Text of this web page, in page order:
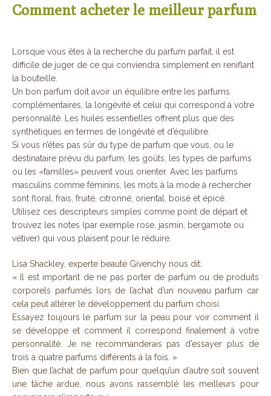
Comment acheter le meilleur parfum
Lorsque vous êtes à la recherche du parfum parfait, il est
difficile de juger de ce qui conviendra simplement en reniflant
la bouteille.
Un bon parfum doit avoir un équilibre entre les parfums
complémentaires, la longévité et celui qui correspond à votre
personnalité. Les huiles essentielles offrent plus que des
synthétiques en termes de longévité et d’équilibre.
Si vous n’êtes pas sûr du type de parfum que vous, ou le
destinataire prévu du parfum, les goûts, les types de parfums
ou les «familles» peuvent vous orienter. Avec les parfums
masculins comme féminins, les mots à la mode à rechercher
sont floral, frais, fruité, citronné, oriental, boisé et épicé.
Utilisez ces descripteurs simples comme point de départ et
trouvez les notes (par exemple rose, jasmin, bergamote ou
vétiver) qui vous plaisent pour le réduire.
Lisa Shackley, experte beauté Givenchy nous dit:
« Il est important de ne pas porter de parfum ou de produits
corporels parfumés lors de l’achat d’un nouveau parfum car
cela peut altérer le développement du parfum choisi.
Essayez toujours le parfum sur la peau pour voir comment il
se développe et comment il correspond finalement à votre
personnalité. Je ne recommanderais pas d’essayer plus de
trois à quatre parfums différents à la fois. »
Bien que l’achat de parfum pour quelqu’un d’autre soit souvent
une tâche ardue, nous avons rassemblé les meilleurs pour